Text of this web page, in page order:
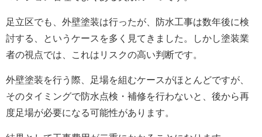
足立区でも、外壁塗装は行ったが、防水工事は数年後に検
討する、というケースを多く見てきました。しかし塗装業
者の視点では、これはリスクの高い判断です。
外壁塗装を行う際、足場を組むケースがほとんどですが、
そのタイミングで防水点検・補修を行わないと、後から再
度足場が必要になる可能性があります。